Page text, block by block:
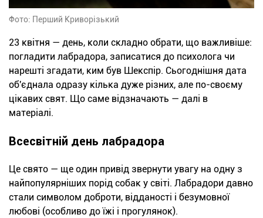
Фото: Перший Криворізький
23 квітня — день, коли складно обрати, що важливіше:
погладити лабрадора, записатися до психолога чи
нарешті згадати, ким був Шекспір. Сьогоднішня дата
об'єднала одразу кілька дуже різних, але по-своєму
цікавих свят. Що саме відзначають — далі в
матеріалі.
Всесвітній день лабрадора
Це свято — ще один привід звернути увагу на одну з
найпопулярніших порід собак у світі. Лабрадори давно
стали символом доброти, відданості і безумовної
любові (особливо до їжі і прогулянок).